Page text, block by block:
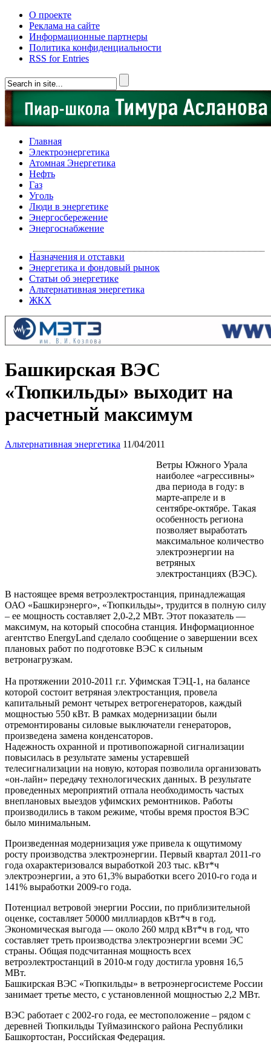
О проекте
Реклама на сайте
Информационные партнеры
Политика конфиденциальности
RSS for Entries
Главная
Электроэнергетика
Атомная Энергетика
Нефть
Газ
Уголь
Люди в энергетике
Энергосбережение
Энергоснабжение
Назначения и отставки
Энергетика и фондовый рынок
Статьи об энергетике
Альтернативная энергетика
ЖКХ
Башкирская ВЭС
«Тюпкильды» выходит на
расчетный максимум
Альтернативная энергетика 11/04/2011
Ветры Южного Урала
наиболее «агрессивны»
два периода в году: в
марте-апреле и в
сентябре-октябре. Такая
особенность региона
позволяет выработать
максимальное количество
электроэнергии на
ветряных
электростанциях (ВЭС).
В настоящее время ветроэлектростанция, принадлежащая
ОАО «Башкирэнерго», «Тюпкильды», трудится в полную силу
– ее мощность составляет 2,0-2,2 МВт. Этот показатель —
максимум, на который способна станция. Информационное
агентство EnergyLand сделало сообщение о завершении всех
плановых работ по подготовке ВЭС к сильным
ветронагрузкам.
На протяжении 2010-2011 г.г. Уфимская ТЭЦ-1, на балансе
которой состоит ветряная электростанция, провела
капитальный ремонт четырех ветрогенераторов, каждый
мощностью 550 кВт. В рамках модернизации были
отремонтированы силовые выключатели генераторов,
произведена замена конденсаторов.
Надежность охранной и противопожарной сигнализации
повысилась в результате замены устаревшей
телесигнализации на новую, которая позволила организовать
«он-лайн» передачу технологических данных. В результате
проведенных мероприятий отпала необходимость частых
внеплановых выездов уфимских ремонтников. Работы
производились в таком режиме, чтобы время простоя ВЭС
было минимальным.
Произведенная модернизация уже привела к ощутимому
росту производства электроэнергии. Первый квартал 2011-го
года охарактеризовался выработкой 203 тыс. кВт*ч
электроэнергии, а это 61,3% выработки всего 2010-го года и
141% выработки 2009-го года.
Потенциал ветровой энергии России, по приблизительной
оценке, составляет 50000 миллиардов кВт*ч в год.
Экономическая выгода — около 260 млрд кВт*ч в год, что
составляет треть производства электроэнергии всеми ЭС
страны. Общая подсчитанная мощность всех
ветроэлектростанций в 2010-м году достигла уровня 16,5
МВт.
Башкирская ВЭС «Тюпкильды» в ветроэнергосистеме России
занимает третье место, с установленной мощностью 2,2 МВт.
ВЭС работает с 2002-го года, ее местоположение – рядом с
деревней Тюпкильды Туймазинского района Республики
Башкортостан, Российская Федерация.